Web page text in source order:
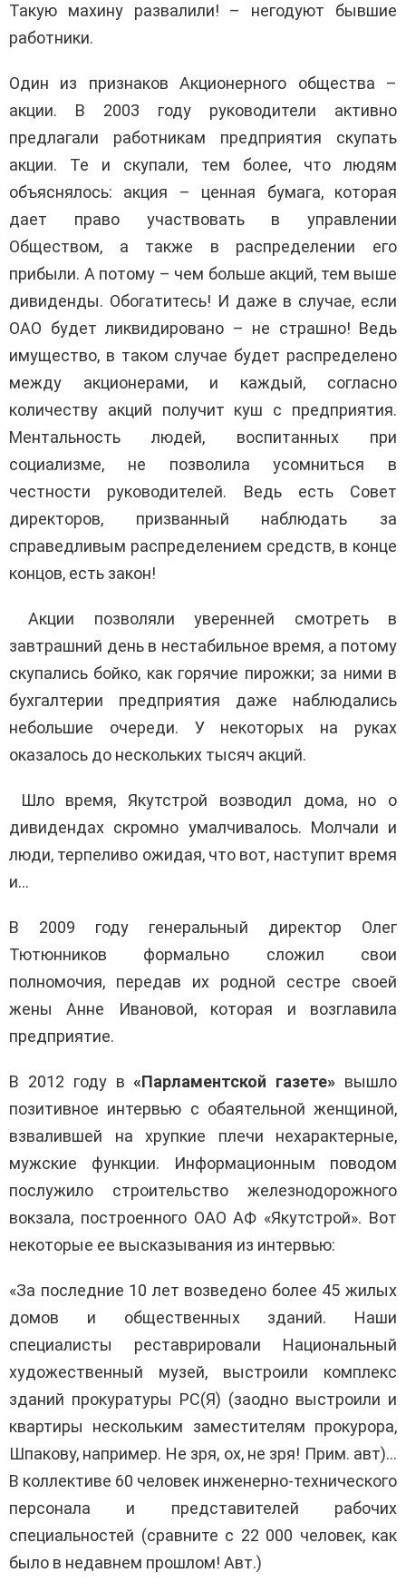
Такую махину развалили! – негодуют бывшие
работники.
Один из признаков Акционерного общества –
акции. В 2003 году руководители активно
предлагали работникам предприятия скупать
акции. Те и скупали, тем более, что людям
объяснялось: акция – ценная бумага, которая
дает право участвовать в управлении
Обществом, а также в распределении его
прибыли. А потому – чем больше акций, тем выше
дивиденды. Обогатитесь! И даже в случае, если
ОАО будет ликвидировано – не страшно! Ведь
имущество, в таком случае будет распределено
между акционерами, и каждый, согласно
количеству акций получит куш с предприятия.
Ментальность людей, воспитанных при
социализме, не позволила усомниться в
честности руководителей. Ведь есть Совет
директоров, призванный наблюдать за
справедливым распределением средств, в конце
концов, есть закон!
Акции позволяли уверенней смотреть в
завтрашний день в нестабильное время, а потому
скупались бойко, как горячие пирожки; за ними в
бухгалтерии предприятия даже наблюдались
небольшие очереди. У некоторых на руках
оказалось до нескольких тысяч акций.
Шло время, Якутстрой возводил дома, но о
дивидендах скромно умалчивалось. Молчали и
люди, терпеливо ожидая, что вот, наступит время
и…
В 2009 году генеральный директор Олег
Тютюнников формально сложил свои
полномочия, передав их родной сестре своей
жены Анне Ивановой, которая и возглавила
предприятие.
В 2012 году в«Парламентской газете» вышло
позитивное интервью с обаятельной женщиной,
взвалившей на хрупкие плечи нехарактерные,
мужские функции. Информационным поводом
послужило строительство железнодорожного
вокзала, построенного ОАО АФ «Якутстрой». Вот
некоторые ее высказывания из интервью:
«За последние 10 лет возведено более 45 жилых
домов и общественных зданий. Наши
специалисты реставрировали Национальный
художественный музей, выстроили комплекс
зданий прокуратуры РС(Я) (заодно выстроили и
квартиры нескольким заместителям прокурора,
Шпакову, например. Не зря, ох, не зря! Прим. авт)…
В коллективе 60 человек инженерно-технического
персонала и представителей рабочих
специальностей (сравните с 22 000 человек, как
было в недавнем прошлом! Авт.)